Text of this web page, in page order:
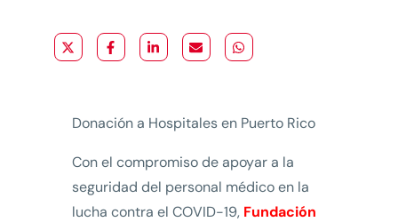
Donación a Hospitales en Puerto Rico
Con el compromiso de apoyar a la
seguridad del personal médico en la
lucha contra el COVID-19, Fundación